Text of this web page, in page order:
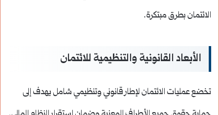
الائتمان بطرق مبتكرة.
الأبعاد القانونية والتنظيمية للائتمان
تخضع عمليات الائتمان لإطار قانوني وتنظيمي شامل يهدف إلى